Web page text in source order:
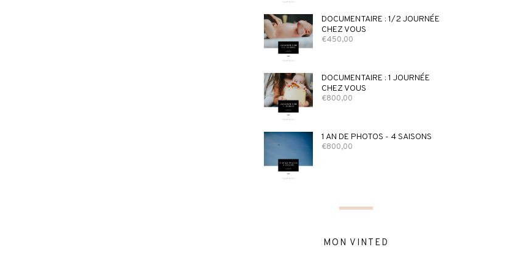
DOCUMENTAIRE : 1/2 JOURNÉE
CHEZ VOUS
€450,00
DOCUMENTAIRE : 1 JOURNÉE
CHEZ VOUS
€800,00
1 AN DE PHOTOS - 4 SAISONS
€800,00
MON VINTED